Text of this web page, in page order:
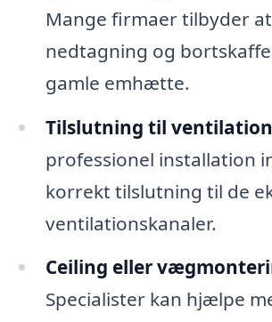
Mange firmaer tilbyder
nedtagning og
gamle emhætte.
Tilslutning til
professionel installation
korrekt tilslutning til de
ventilationskanaler.
Ceiling eller
Specialister kan hjælpe